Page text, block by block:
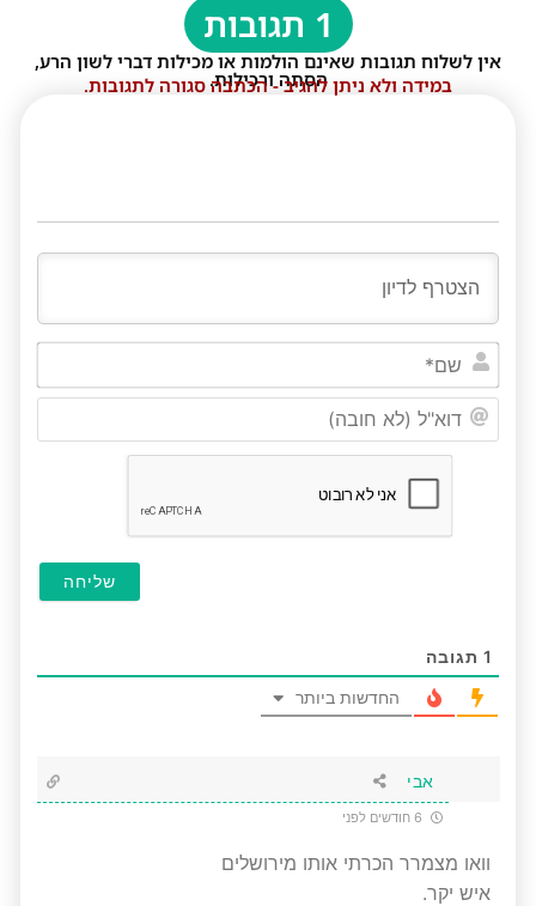
1 תגובות
אין לשלוח תגובות שאינם הולמות או מכילות דברי לשון הרע,
הסתה ורכילות.
במידה ולא ניתן להגיב - הכתבה סגורה לתגובות.
1 תגובה
החדשות ביותר
אבי
וואו מצמרר הכרתי אותו מירושלים
איש יקר.